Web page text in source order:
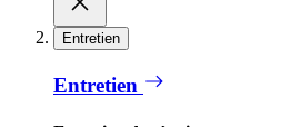
Entretien
Entretien